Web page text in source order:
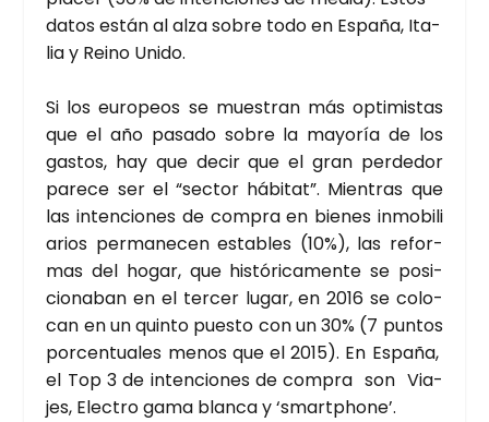
datos están al alza sobre todo en Espa­ña, Ita­
lia y Rei­no Uni­do.
Si los euro­peos se mues­tran más opti­mis­tas
que el año pasa­do sobre la mayo­ría de los
gas­tos, hay que decir que el gran per­de­dor
pare­ce ser el “sec­tor hábi­tat”. Mien­tras que
las inten­cio­nes de com­pra en bie­nes inmo­bi­li
a­rios per­ma­ne­cen esta­bles (10%), las refor­
mas del hogar, que his­tó­ri­ca­men­te se posi­
cio­na­ban en el ter­cer lugar, en 2016 se colo­
can en un quin­to pues­to con un 30% (7 pun­tos
por­cen­tua­les menos que el 2015). En Espa­ña,
el Top 3 de inten­cio­nes de com­pra son Via­
jes, Elec­tro gama blan­ca y ‘smartpho­ne’.